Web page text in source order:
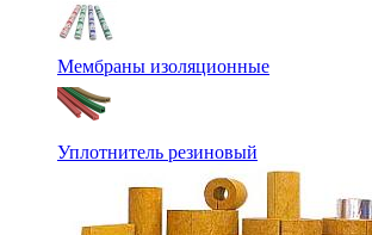
Мембраны изоляционные
Уплотнитель резиновый